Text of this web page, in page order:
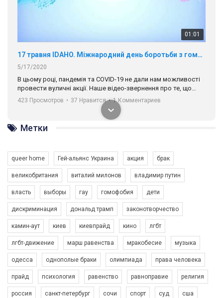
01:01
17 травня IDAHO. Міжнародний день боротьби з гомофобією трансфобією і біфобія.
5/17/2020
В цьому році, пандемія та COVІD-19 не дали нам можливості
провести вуличні акції. Наше відео-звернення про те, що
навіть коли ми у різних містах та не можемо зустрінеться, ми
разом. Ми закликаємо всіх хто поділяє цінності рівності та
солідарності, приєднатися до нас. Регіональні підрозділи
ГАУ є в 16 областях України.
Разом наш голос лунає гучніше!
423 Просмотров • 37 Нравится • 1 Комментариев
Зупинимо насильство проти ЛГБТ в Україні! Stop violence against LGBT in Ukraine!
6/30/2017
Емоційний та вражаючий промо-ролік на конкурс PACT, який
представляє програму "Гей-альянс Україна" з протидії
насильству проти ЛГБТ в Україні.
1.9K Просмотров • 226 Нравится • 5 Комментариев
Метки
queer home Гей-альянс Украина акция брак
великобритания виталий милонов владимир путин
власть выборы гау гомофобия дети
дискриминация дональд трамп законотворчество
камин-аут киев киевпрайд кино лгбт
лгбт-движение марш равенства мракобесие музыка
одесса однополые браки олимпиада права человека
прайд психология равенство равноправие религия
россия санкт-петербург сочи спорт суд сша